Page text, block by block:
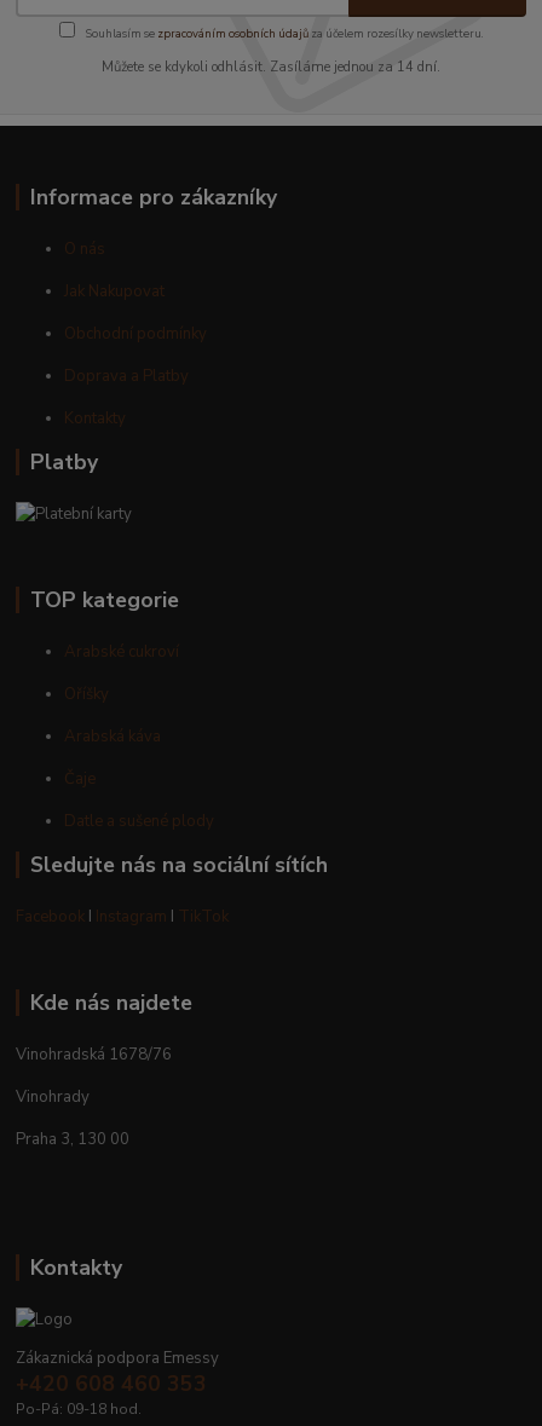
Souhlasím se zpracováním osobních údajůza účelem rozesílky newsletteru.
Můžete se kdykoli odhlásit. Zasíláme jednou za 14 dní.
Informace pro zákazníky
O nás
Jak Nakupovat
Obchodní podmínky
Doprava a Platby
Kontakty
Platby
TOP kategorie
Arabské cukroví
Oříšky
Arabská káva
Čaje
Datle a sušené plody
Sledujte nás na sociální sítích
Facebook I Instagram I TikTok
Kde nás najdete
Vinohradská 1678/76
Vinohrady
Praha 3, 130 00
Kontakty
Zákaznická podpora Emessy
+420 608 460 353
Po-Pá: 09-18 hod.